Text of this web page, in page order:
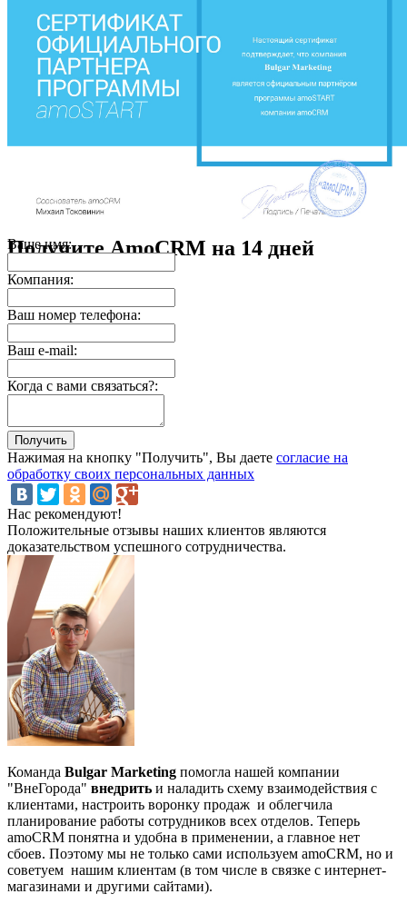
Получите AmoCRM на 14 дней
Ваше имя:
Компания:
Ваш номер телефона:
Ваш e-mail:
Когда с вами связаться?:
Нажимая на кнопку "Получить", Вы даете согласие на
обработку своих персональных данных
Нас рекомендуют!
Положительные отзывы наших клиентов являются
доказательством успешного сотрудничества.
Команда Bulgar Marketing помогла нашей компании
"ВнеГорода" внедрить и наладить схему взаимодействия с
клиентами, настроить воронку продаж и облегчила
планирование работы сотрудников всех отделов. Теперь
amoCRM понятна и удобна в применении, а главное нет
сбоев. Поэтому мы не только сами используем amoCRM, но и
советуем нашим клиентам (в том числе в связке с интернет-
магазинами и другими сайтами).